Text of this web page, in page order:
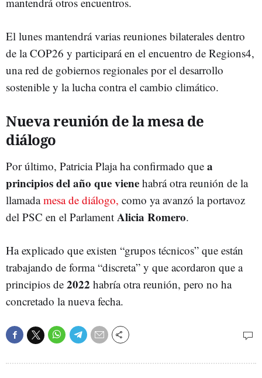
El lunes mantendrá varias reuniones bilaterales dentro
de la COP26 y participará en el encuentro de Regions4,
una red de gobiernos regionales por el desarrollo
sostenible y la lucha contra el cambio climático.
Nueva reunión de la mesa de
diálogo
Por último, Patricia Plaja ha confirmado que a
principios del año que viene habrá otra reunión de la
llamadamesa de diálogo, como ya avanzó la portavoz
del PSC en el Parlament Alicia Romero.
Ha explicado que existen “grupos técnicos” que están
trabajando de forma “discreta” y que acordaron que a
principios de 2022 habría otra reunión, pero no ha
concretado la nueva fecha.